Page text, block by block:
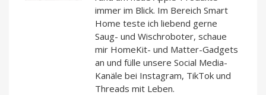
immer im Blick. Im Bereich Smart
Home teste ich liebend gerne
Saug- und Wischroboter, schaue
mir HomeKit- und Matter-Gadgets
an und fülle unsere Social Media-
Kanäle bei Instagram, TikTok und
Threads mit Leben.